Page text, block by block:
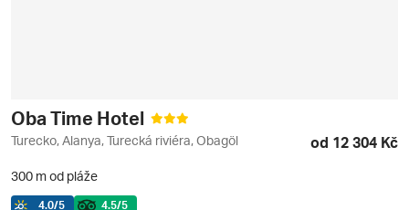
Oba Time Hotel
Turecko, Alanya, Turecká riviéra, Obagöl od 12 304 Kč
300 m od pláže
4.0/5 4.5/5